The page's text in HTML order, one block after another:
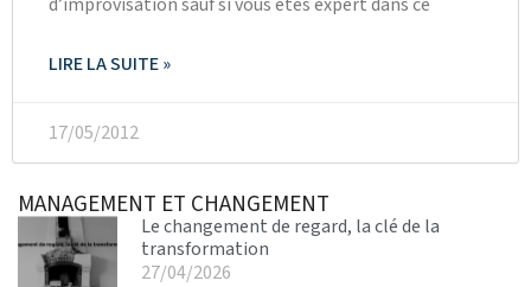
LIRE LA SUITE »
17/05/2012
MANAGEMENT ET CHANGEMENT
Le changement de regard, la clé de la
transformation
27/04/2026